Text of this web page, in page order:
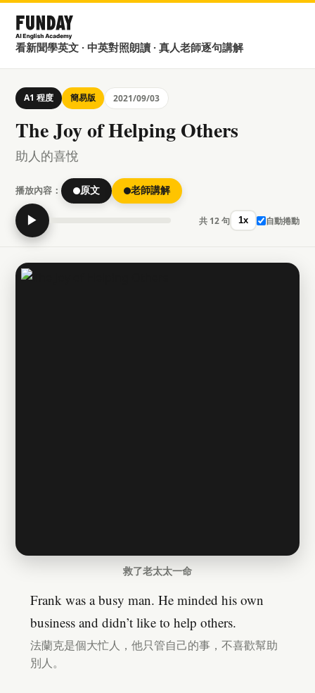
看新聞學英文 · 中英對照朗讀 · 真人老師逐句講解
A1 程度 簡易版 2021/09/03
The Joy of Helping Others
助人的喜悅
播放內容： 原文 老師講解
▶ 共 12 句 1x 自動捲動
救了老太太一命
Frank was a busy man. He minded his own
business and didn’t like to help others.
法蘭克是個大忙人，他只管自己的事，不喜歡幫助
別人。